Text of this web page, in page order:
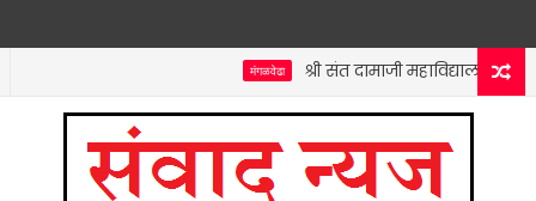
श्री संत दामाजी महाविद्यालयात